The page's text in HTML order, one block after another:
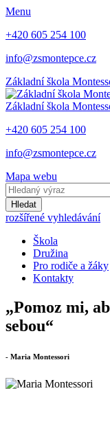
Menu
+420 605 254 100
info@zsmontepce.cz
Základní škola
Základní škola
+420 605 254 100
info@zsmontepce.cz
Mapa webu
Hledat
rozšířené vyhledávání
Škola
Družina
Pro rodiče a žáky
Kontakty
„Pomoz mi,
sebou“
- Maria Montessori